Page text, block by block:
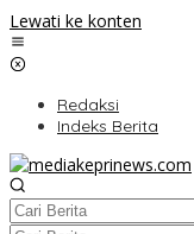
Lewati ke konten
Redaksi
Indeks Berita